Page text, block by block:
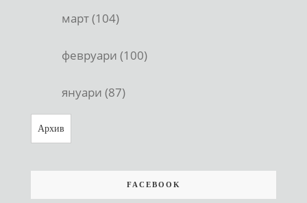
март (104)
февруари (100)
януари (87)
Архив
FACEBOOK